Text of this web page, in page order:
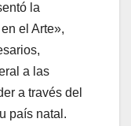
la
el Arte»,
a las
a través del
país natal.